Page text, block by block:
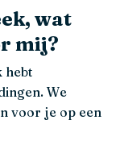
wat
mij?
hebt
We
voor je op een